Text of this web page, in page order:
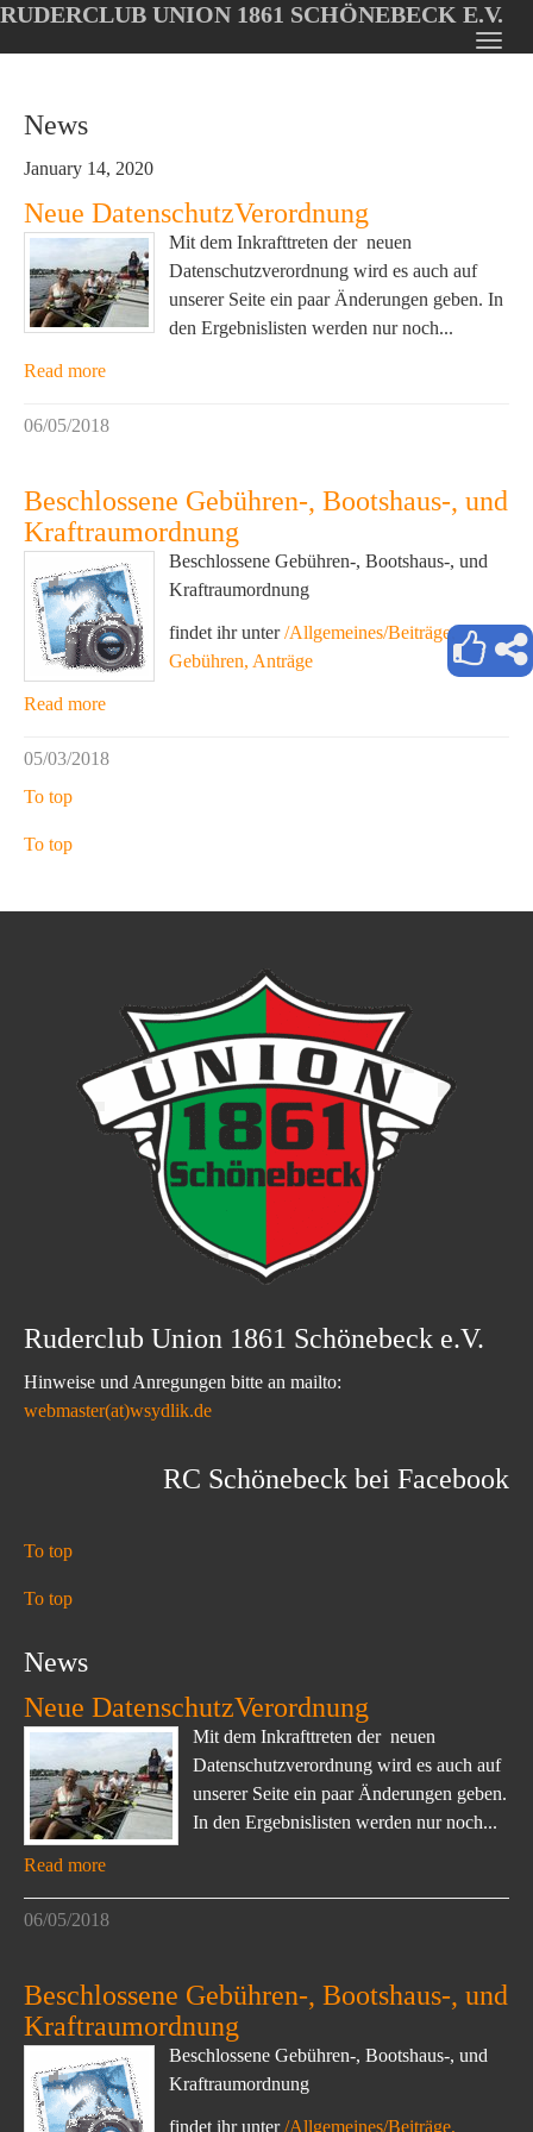
Oops, an error occurred! Code: 20260807131511097bc8c7
main
RUDERCLUB UNION 1861 SCHÖNEBECK E.V.
News
January 14, 2020
Neue DatenschutzVerordnung
Mit dem Inkrafttreten der neuen
Datenschutzverordnung wird es auch auf
unserer Seite ein paar Änderungen geben. In
den Ergebnislisten werden nur noch...
Read more
06/05/2018
Beschlossene Gebühren-, Bootshaus-, und
Kraftraumordnung
Beschlossene Gebühren-, Bootshaus-, und
Kraftraumordnung
findet ihr unter/Allgemeines/Beiträge,
Gebühren, Anträge
Read more
05/03/2018
To top
To top
Ruderclub Union 1861 Schönebeck e.V.
Hinweise und Anregungen bitte an mailto:
webmaster(at)wsydlik.de
RC Schönebeck bei Facebook
To top
To top
News
Neue DatenschutzVerordnung
Mit dem Inkrafttreten der neuen
Datenschutzverordnung wird es auch auf
unserer Seite ein paar Änderungen geben.
In den Ergebnislisten werden nur noch...
Read more
06/05/2018
Beschlossene Gebühren-, Bootshaus-, und
Kraftraumordnung
Beschlossene Gebühren-, Bootshaus-, und
Kraftraumordnung
findet ihr unter/Allgemeines/Beiträge,